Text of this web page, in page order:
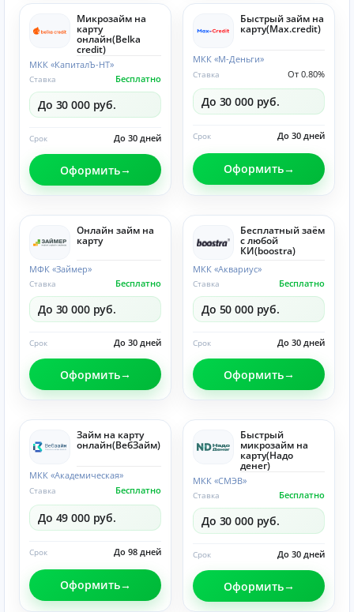
Микрозайм на
карту
онлайн(Belka
credit)
МКК «КапиталЪ-НТ»
Бесплатно
Ставка
До 30 000 руб.
До 30 дней
Срок
Оформить
Быстрый займ на
карту(Max.credit)
МКК «М-Деньги»
От 0.80%
Ставка
До 30 000 руб.
До 30 дней
Срок
Оформить
Онлайн займ на
карту
МФК «Займер»
Бесплатно
Ставка
До 30 000 руб.
До 30 дней
Срок
Оформить
Бесплатный заём
с любой
КИ(boostra)
МКК «Аквариус»
Бесплатно
Ставка
До 50 000 руб.
До 30 дней
Срок
Оформить
Займ на карту
онлайн(ВебЗайм)
МКК «Академическая»
Бесплатно
Ставка
До 49 000 руб.
До 98 дней
Срок
Оформить
Быстрый
микрозайм на
карту(Надо
денег)
МКК «СМЭВ»
Бесплатно
Ставка
До 30 000 руб.
До 30 дней
Срок
Оформить